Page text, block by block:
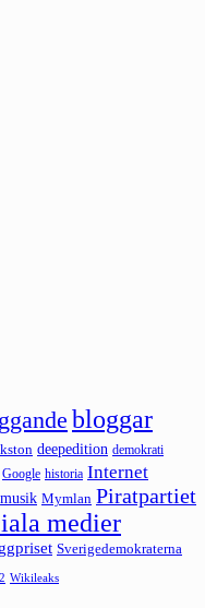
bloggar
deepedition demokrati
Google historia Internet
musik Mymlan Piratpartiet
medier
Sverigedemokraterna
Wikileaks